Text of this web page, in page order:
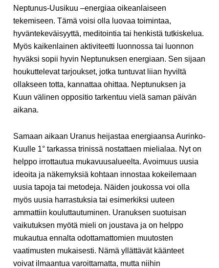
Neptunus-Uusikuu –energiaa oikeanlaiseen
tekemiseen. Tämä voisi olla luovaa toimintaa,
hyväntekeväisyyttä, meditointia tai henkistä tutkiskelua.
Myös kaikenlainen aktiviteetti luonnossa tai luonnon
hyväksi sopii hyvin Neptunuksen energiaan. Sen sijaan
houkuttelevat tarjoukset, jotka tuntuvat liian hyviltä
ollakseen totta, kannattaa ohittaa. Neptunuksen ja
Kuun välinen oppositio tarkentuu vielä saman päivän
aikana.
Samaan aikaan Uranus heijastaa energiaansa Aurinko-
Kuulle 1° tarkassa trinissä nostattaen mielialaa. Nyt on
helppo irrottautua mukavuusalueelta. Avoimuus uusia
ideoita ja näkemyksiä kohtaan innostaa kokeilemaan
uusia tapoja tai metodeja. Näiden joukossa voi olla
myös uusia harrastuksia tai esimerkiksi uuteen
ammattiin kouluttautuminen. Uranuksen suotuisan
vaikutuksen myötä mieli on joustava ja on helppo
mukautua ennalta odottamattomien muutosten
vaatimusten mukaisesti. Nämä yllättävät käänteet
voivat ilmaantua varoittamatta, mutta niihin